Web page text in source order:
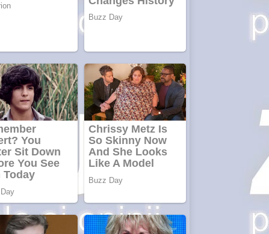
CW5000
pentru freze
cu laser fără
cositoare
KUHN
Creez aplicatie
ANDROID
pentru siteul
Creez aplicatie
ANDROID
pentru siteul
Anuntul tau apare in
mai multe ziare
online